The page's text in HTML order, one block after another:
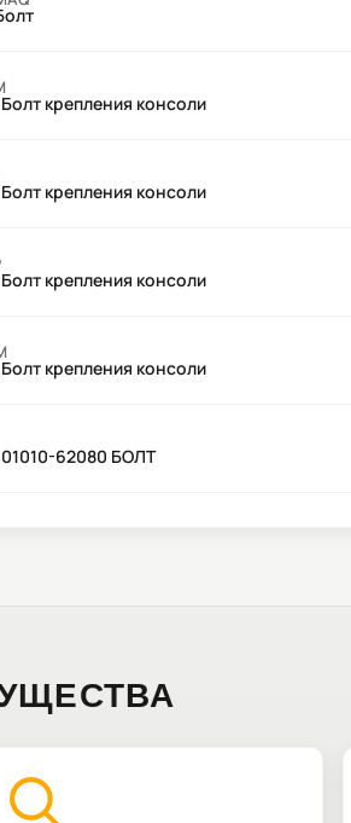
крепления консоли
крепления консоли
крепления консоли
крепления консоли
62080 БОЛТ